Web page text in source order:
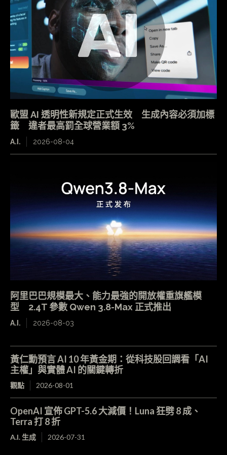
歐盟 AI 透明性新規定正式生效 生成內容必須加標
籤 違者最高罰全球營業額 3%
A.I. 2026-08-04
阿里巴巴規模最大、能力最強的開放權重旗艦模
型 2.4T 參數 Qwen 3.8-Max 正式推出
A.I. 2026-08-03
黃仁勳預言 AI 10 年黃金期：從科技股回調看「AI
主權」與實體 AI 的關鍵轉折
觀點 2026-08-01
OpenAI 宣佈 GPT-5.6 大減價！Luna 狂劈 8 成、
Terra 打 8 折
A.I. 生成 2026-07-31